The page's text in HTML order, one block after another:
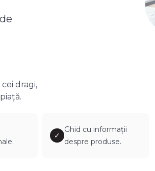
dragi,
✓
Ghid cu informații
despre produse.